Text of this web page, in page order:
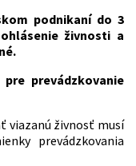
podnikaní do 3
živnosti a
prevádzkovanie
viazanú živnosť musí
prevádzkovania